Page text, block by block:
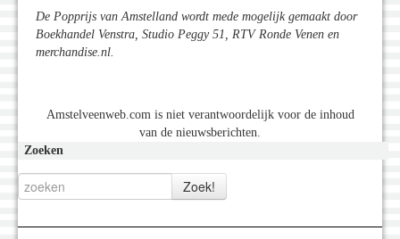
De Popprijs van Amstelland wordt mede mogelijk gemaakt door
Boekhandel Venstra, Studio Peggy 51, RTV Ronde Venen en
merchandise.nl.
Amstelveenweb.com is niet verantwoordelijk voor de inhoud
van de nieuwsberichten.
Zoeken